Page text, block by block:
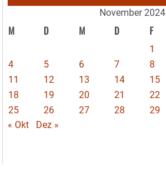
November 2024
M D M D F
1
4
5 6 7 8
11
12 13 14 15
18
19 20 21 22
25
26 27 28 29
« Okt
Dez »